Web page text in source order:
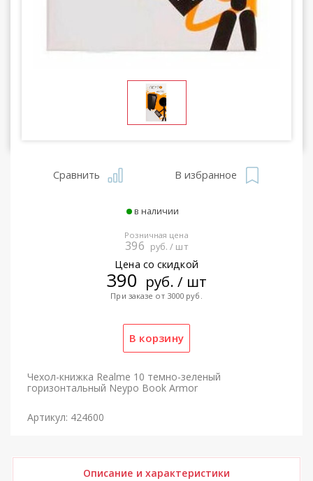
Сравнить В избранное
в наличии
Розничная цена
396 руб. / шт
Цена со скидкой
390 руб. / шт
При заказе от 3000 руб.
Чехол-книжка Realme 10 темно-зеленый
горизонтальный Neypo Book Armor
Артикул: 424600
Описание и характеристики